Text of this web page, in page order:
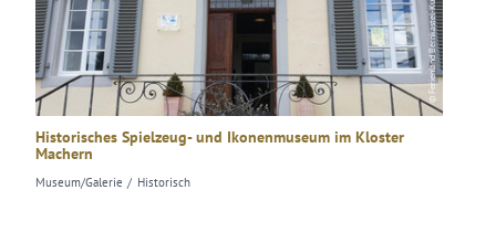
© Ferienland Bernkastel-Kues
Historisches Spielzeug- und Ikonenmuseum im Kloster
Machern
Museum/Galerie Historisch